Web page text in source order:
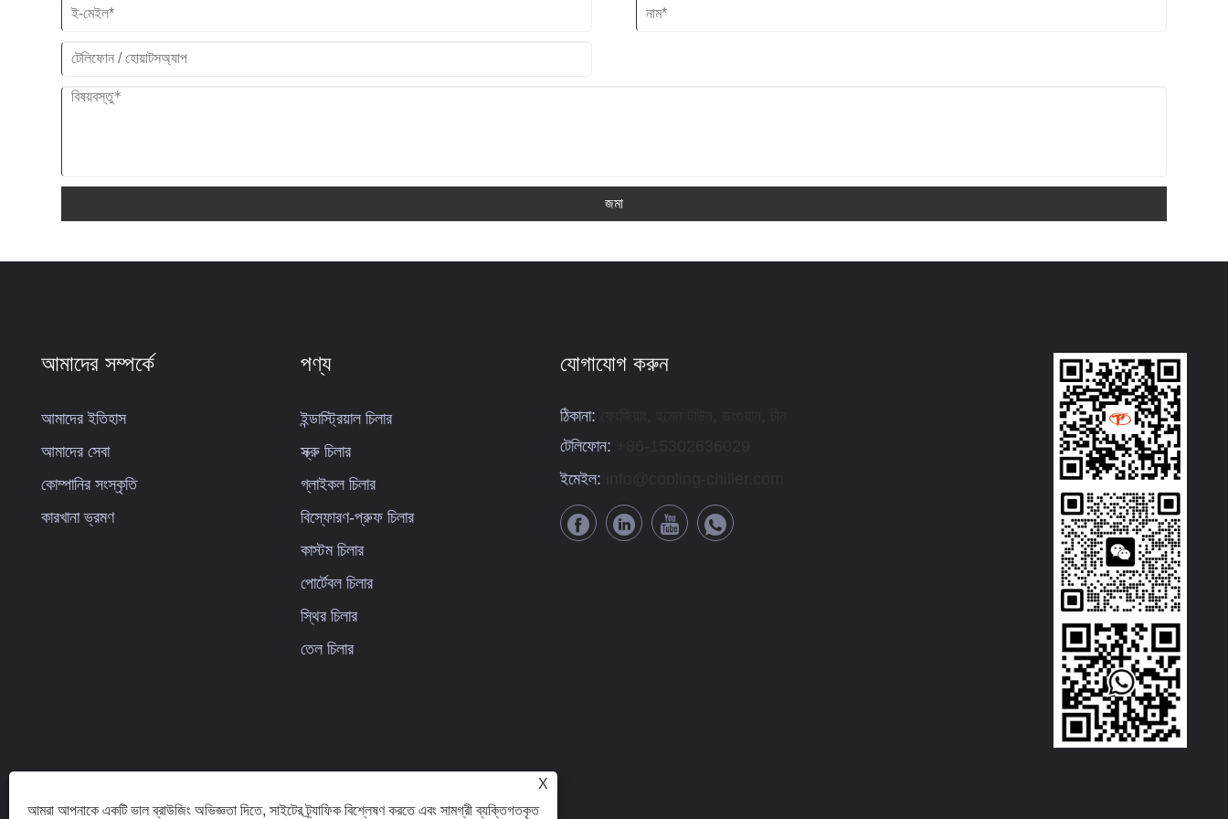
জমা
আমাদের সম্পর্কে
আমাদের ইতিহাস
আমাদের সেবা
কোম্পানির সংস্কৃতি
কারখানা ভ্রমণ
পণ্য
ইন্ডাস্ট্রিয়াল চিলার
স্ক্রু চিলার
গ্লাইকল চিলার
বিস্ফোরণ-প্রুফ চিলার
কাস্টম চিলার
পোর্টেবল চিলার
স্থির চিলার
তেল চিলার
যোগাযোগ করুন
ঠিকানা:
টেলিফোন:
ইমেইল:
X
আমরা আপনাকে একটি ভাল ব্রাউজিং অভিজ্ঞতা দিতে, সাইটের ট্র্যাফিক বিশ্লেষণ করতে এবং সামগ্রী ব্যক্তিগতকৃত